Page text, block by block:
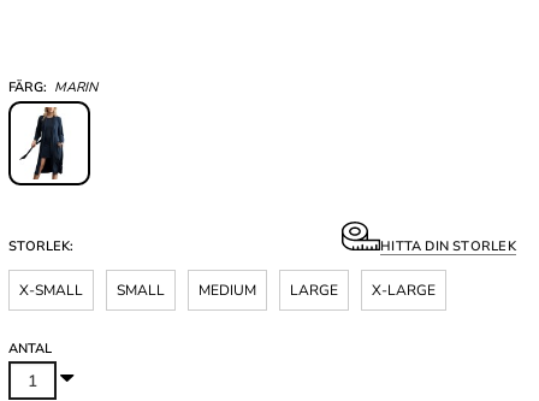
FÄRG: MARIN
STORLEK: HITTA DIN STORLEK
X-SMALL SMALL MEDIUM LARGE X-LARGE
ANTAL